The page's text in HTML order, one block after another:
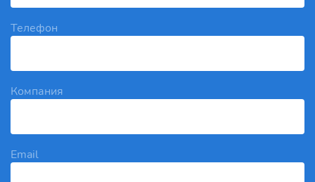
Телефон
Компания
Email